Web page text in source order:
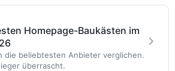
Homepage-Baukästen im
die beliebtesten Anbieter verglichen.
überrascht.